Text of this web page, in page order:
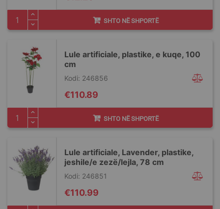
SHTO NË SHPORTË
Lule artificiale, plastike, e kuqe, 100
cm
Kodi: 246856
€110.89
SHTO NË SHPORTË
Lule artificiale, Lavender, plastike,
jeshile/e zezë/lejla, 78 cm
Kodi: 246851
€110.99